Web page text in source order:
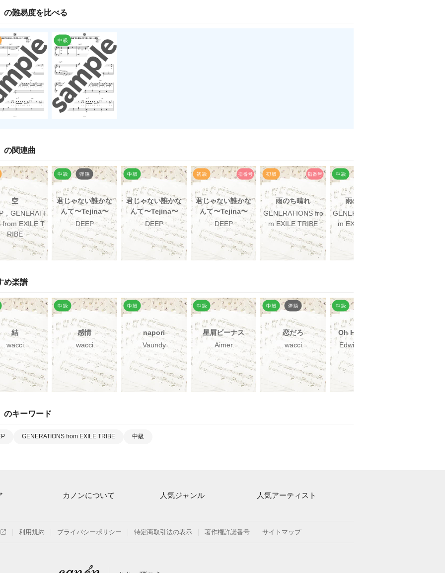
の難易度を比べる
の関連曲
空
，GENERATI
from EXILE T
RIBE
君じゃない誰かな
んて〜Tejina〜
DEEP
君じゃない誰かな
んて〜Tejina〜
DEEP
君じゃない誰かな
んて〜Tejina〜
DEEP
雨のち晴れ
GENERATIONS fro
m EXILE TRIBE
雨のち晴れ
GENERATIONS fro
m EXILE TRIBE
め楽譜
結
wacci
感情
wacci
napori
Vaundy
星屑ビーナス
Aimer
恋だろ
wacci
Oh Happy Day
Edwin Hawkins
のキーワード
GENERATIONS from EXILE TRIBE 中級
カノンについて
月額プラン
よくあるご質問
人気ジャンル
クラシック
人気アーティスト
ヨルシカ
利用規約 プライバシーポリシー 特定商取引法の表示 著作権許諾番号 サイトマップ